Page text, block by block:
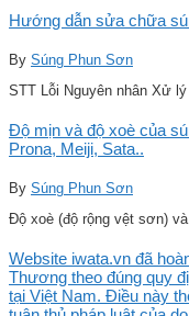
Hướng dẫn sửa chữa
By Súng Phun Sơn
STT Lỗi Nguyên nhân Xử
Độ mịn và độ xoè của
Prona, Meiji, Sata..
By Súng Phun Sơn
Độ xoè (độ rộng vệt sơn) và
Website iwata.vn đã
Thương theo đúng quy
tại Việt Nam. Điều này